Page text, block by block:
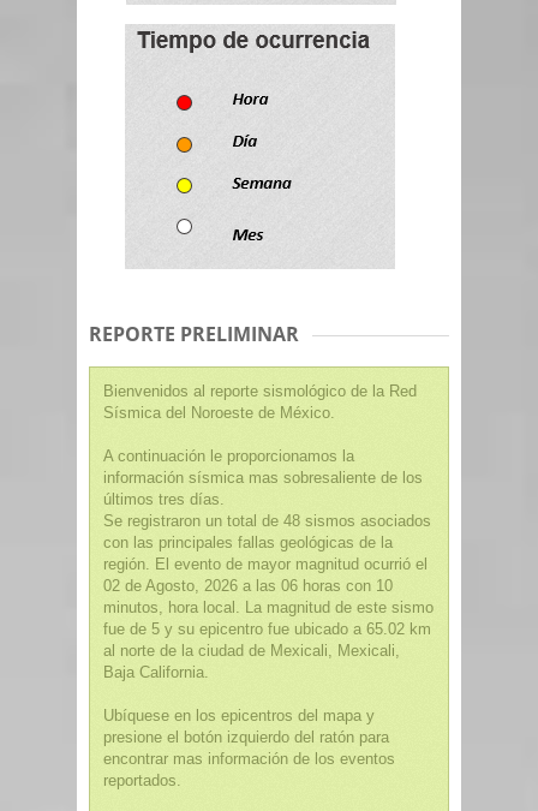
REPORTE PRELIMINAR
Bienvenidos al reporte sismológico de la Red
Sísmica del Noroeste de México.
A continuación le proporcionamos la
información sísmica mas sobresaliente de los
últimos tres días.
Se registraron un total de 48 sismos asociados
con las principales fallas geológicas de la
región. El evento de mayor magnitud ocurrió el
02 de Agosto, 2026 a las 06 horas con 10
minutos, hora local. La magnitud de este sismo
fue de 5 y su epicentro fue ubicado a 65.02 km
al norte de la ciudad de Mexicali, Mexicali,
Baja California.
Ubíquese en los epicentros del mapa y
presione el botón izquierdo del ratón para
encontrar mas información de los eventos
reportados.